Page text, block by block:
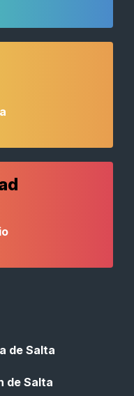
de Salta
de Salta